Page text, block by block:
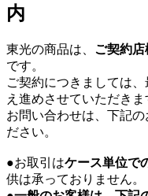
内
東光の商品は、 ご契約
です。
ご契約につきましては
え進めさせていただきま
お問い合わせは、下記
ださい。
●お取引はケース単位で
供は承っておりません。